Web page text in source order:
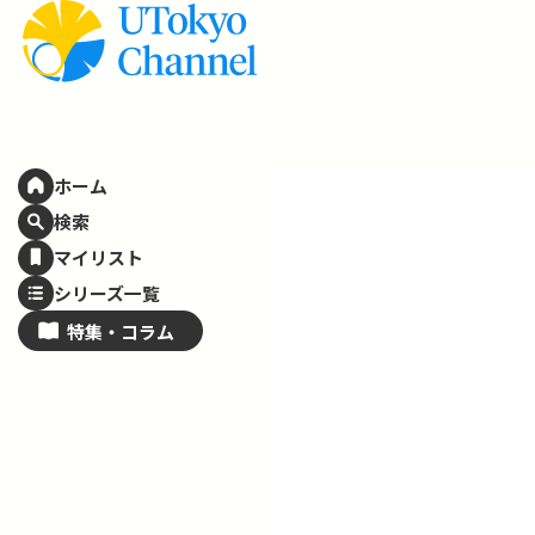
ホーム
検索
マイリスト
シリーズ一覧
特集・ コラム